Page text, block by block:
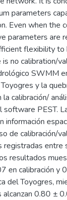
parameters
Even when the
parameters are
flexibility to
no calibration/
SWMM
y la
la calibración/
PEST.
información
de calibración/
registradas entre
resultados
en calibración y
del Toyogres,
0.80 ±